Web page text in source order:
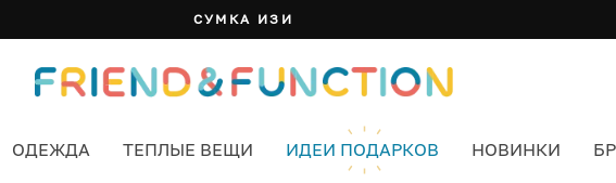
СУМКА ИЗИ
ОДЕЖДА ТЕПЛЫЕ ВЕЩИ ИДЕИ ПОДАРКОВ НОВИНКИ